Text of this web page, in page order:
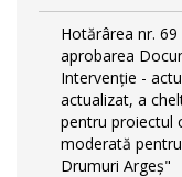
Hotărârea nr.
aprobarea
Intervenție -
actualizat, a
pentru proiectul
moderată
Drumuri Argeș"